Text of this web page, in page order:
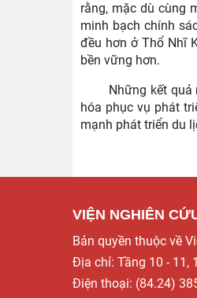
rằng, mặc dù cùng
minh bạch chính
đều hơn ở Thổ Nhĩ
bền vững hơn.
Những kết
hóa phục vụ phát
mạnh phát triển du
VIỆN NGHIÊN
Bản quyền thuộc về
Địa chỉ: Tầng 10 - 11,
Điện thoại: (84.24)